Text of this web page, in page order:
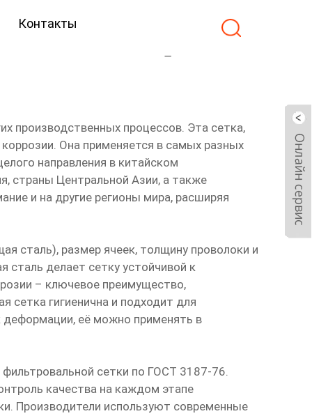
Контакты
производственных процессов. Эта сетка,
Она применяется в самых разных
направления в китайском
страны Центральной Азии, а также
и на другие регионы мира, расширяя
сталь), размер ячеек, толщину проволоки и
сталь делает сетку устойчивой к
– ключевое преимущество,
гигиенична и подходит для
деформации, её можно применять в
сетки по ГОСТ 3187-76.
качества на каждом этапе
Производители используют современные